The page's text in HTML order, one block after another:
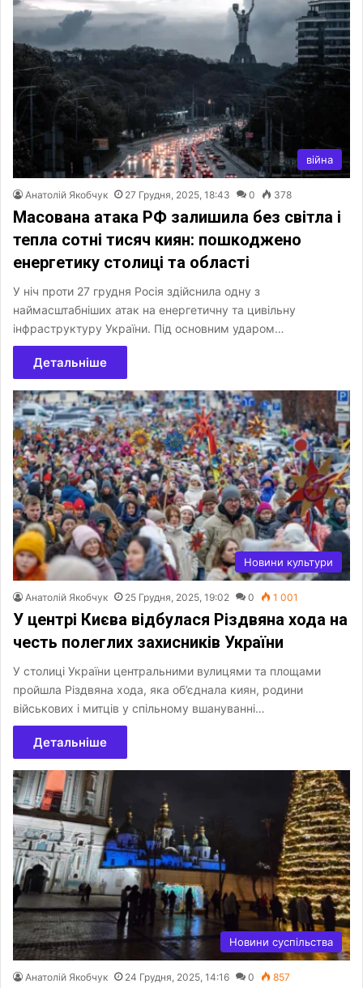
війна
Анатолій Якобчук 27 Грудня, 2025, 18:43 0 378
Масована атака РФ залишила без світла і
тепла сотні тисяч киян: пошкоджено
енергетику столиці та області
У ніч проти 27 грудня Росія здійснила одну з
наймасштабніших атак на енергетичну та цивільну
інфраструктуру України. Під основним ударом…
Детальніше
Новини культури
Анатолій Якобчук 25 Грудня, 2025, 19:02 0 1 001
У центрі Києва відбулася Різдвяна хода на
честь полеглих захисників України
У столиці України центральними вулицями та площами
пройшла Різдвяна хода, яка об’єднала киян, родини
військових і митців у спільному вшануванні…
Детальніше
Новини суспільства
Анатолій Якобчук 24 Грудня, 2025, 14:16 0 857